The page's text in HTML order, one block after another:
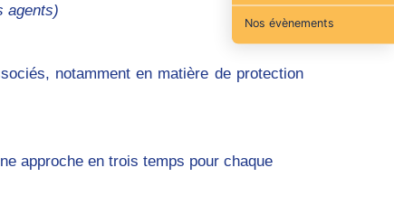
Nos évènements
agents)
notamment en matière de protection
approche en trois temps pour chaque